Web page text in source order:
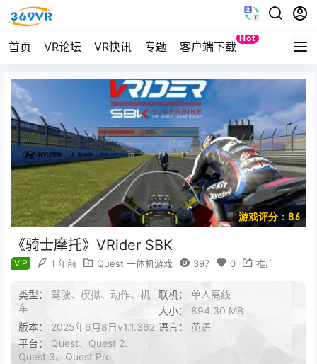
首页 VR论坛 VR快讯 专题 客户端下载
Hot
Quest
游戏评分：8.6
《骑士摩托》VRider SBK
VIP 1 年前 Quest 一体机游戏 397 0 推广
类型： 驾驶、模拟、动作、机
车
联机： 单人离线
大小： 894.30 MB
版本： 2025年6月8日v1.1.362 语言： 英语
平台： Quest、Quest 2、
Quest 3、Quest Pro